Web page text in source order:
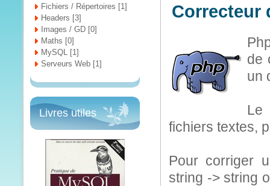
Correcteur
de
un
Le
fichiers textes,
Pour corriger
string -> string
Fichiers / Répertoires [1]
Headers [3]
Images / GD [0]
Maths [0]
MySQL [1]
Serveurs Web [1]
Livres utiles